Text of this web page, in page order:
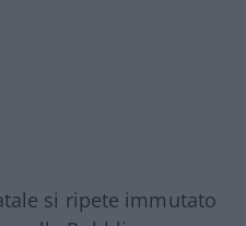
si ripete immutato